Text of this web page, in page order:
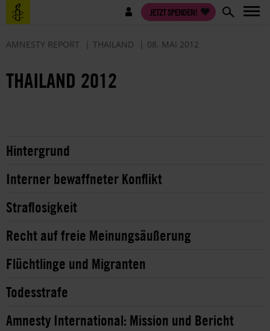
Direkt
zum
Benutzermenü JETZT SPENDEN!
AMNESTY REPORT THAILAND 08. MAI 2012
THAILAND 2012
Hintergrund
Interner bewaffneter Konflikt
Straflosigkeit
Recht auf freie Meinungsäußerung
Flüchtlinge und Migranten
Todesstrafe
Amnesty International: Mission und Bericht